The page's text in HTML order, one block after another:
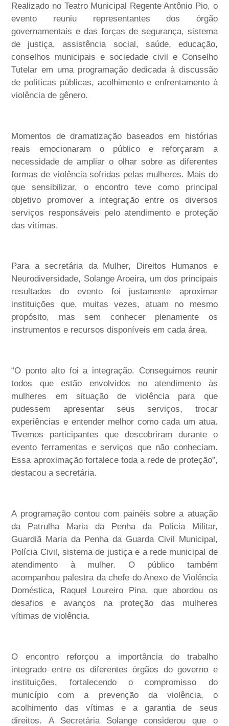
Realizado no Teatro Municipal Regente Antônio Pio, o
evento reuniu representantes dos órgão
governamentais e das forças de segurança, sistema
de justiça, assistência social, saúde, educação,
conselhos municipais e sociedade civil e Conselho
Tutelar em uma programação dedicada à discussão
de políticas públicas, acolhimento e enfrentamento à
violência de gênero.
Momentos de dramatização baseados em histórias
reais emocionaram o público e reforçaram a
necessidade de ampliar o olhar sobre as diferentes
formas de violência sofridas pelas mulheres. Mais do
que sensibilizar, o encontro teve como principal
objetivo promover a integração entre os diversos
serviços responsáveis pelo atendimento e proteção
das vítimas.
Para a secretária da Mulher, Direitos Humanos e
Neurodiversidade, Solange Aroeira, um dos principais
resultados do evento foi justamente aproximar
instituições que, muitas vezes, atuam no mesmo
propósito, mas sem conhecer plenamente os
instrumentos e recursos disponíveis em cada área.
“O ponto alto foi a integração. Conseguimos reunir
todos que estão envolvidos no atendimento às
mulheres em situação de violência para que
pudessem apresentar seus serviços, trocar
experiências e entender melhor como cada um atua.
Tivemos participantes que descobriram durante o
evento ferramentas e serviços que não conheciam.
Essa aproximação fortalece toda a rede de proteção”,
destacou a secretária.
A programação contou com painéis sobre a atuação
da Patrulha Maria da Penha da Polícia Militar,
Guardiã Maria da Penha da Guarda Civil Municipal,
Polícia Civil, sistema de justiça e a rede municipal de
atendimento à mulher. O público também
acompanhou palestra da chefe do Anexo de Violência
Doméstica, Raquel Loureiro Pina, que abordou os
desafios e avanços na proteção das mulheres
vítimas de violência.
O encontro reforçou a importância do trabalho
integrado entre os diferentes órgãos do governo e
instituições, fortalecendo o compromisso do
município com a prevenção da violência, o
acolhimento das vítimas e a garantia de seus
direitos. A Secretária Solange considerou que o